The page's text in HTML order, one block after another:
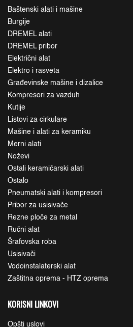
Baštenski alati i mašine
Burgije
DREMEL alati
DREMEL pribor
Električni alat
Elektro i rasveta
Građevinske mašine i dizalice
Kompresori za vazduh
Kutije
Listovi za cirkulare
Mašine i alati za keramiku
Merni alati
Noževi
Ostali keramičarski alati
Ostalo
Pneumatski alati i kompresori
Pribor za usisivače
Rezne ploče za metal
Ručni alat
Šrafovska roba
Usisivači
Vodoinstalaterski alat
Zaštitna oprema - HTZ oprema
KORISNI LINKOVI
Opšti uslovi